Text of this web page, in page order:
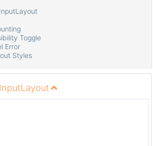
Toggle
Error
Styles